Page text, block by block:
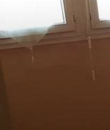
contenu
principal